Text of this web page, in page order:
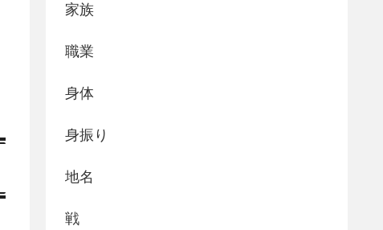
家族
職業
身体
身振り
地名
戦